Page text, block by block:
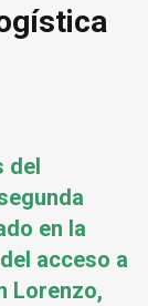
del
en la
acceso a
Lorenzo,